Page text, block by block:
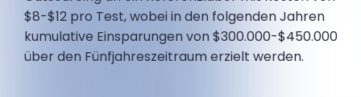
$8-$12 pro Test, wobei in den folgenden Jahren
kumulative Einsparungen von $300.000-$450.000
über den Fünfjahreszeitraum erzielt werden.